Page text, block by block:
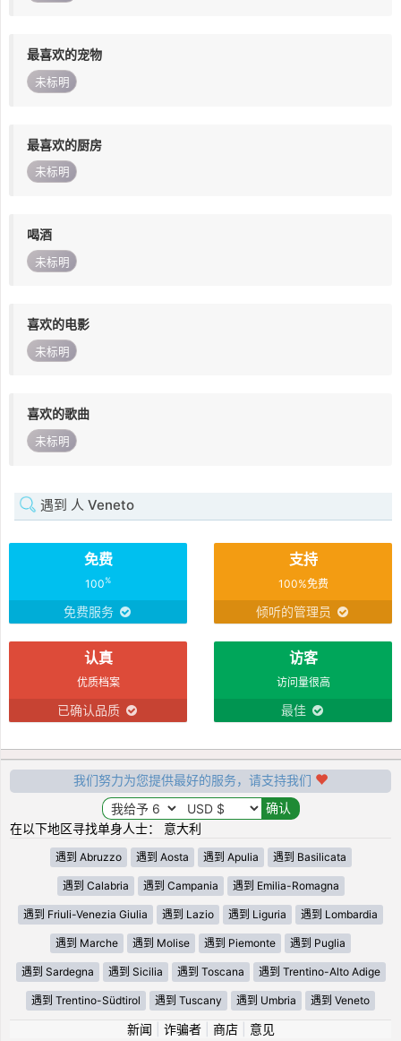
最喜欢的宠物
未标明
最喜欢的厨房
未标明
喝酒
未标明
喜欢的电影
未标明
喜欢的歌曲
未标明
遇到 人 Veneto
免费
100%
免费服务
支持
100%免费
倾听的管理员
认真
优质档案
已确认品质
访客
访问量很高
最佳
我们努力为您提供最好的服务，请支持我们
在以下地区寻找单身人士： 意大利
遇到 Abruzzo 遇到 Aosta 遇到 Apulia 遇到 Basilicata
遇到 Calabria 遇到 Campania 遇到 Emilia-Romagna
遇到 Friuli-Venezia Giulia 遇到 Lazio 遇到 Liguria 遇到 Lombardia
遇到 Marche 遇到 Molise 遇到 Piemonte 遇到 Puglia
遇到 Sardegna 遇到 Sicilia 遇到 Toscana 遇到 Trentino-Alto Adige
遇到 Trentino-Südtirol 遇到 Tuscany 遇到 Umbria 遇到 Veneto
新闻 诈骗者| 商店| 意见